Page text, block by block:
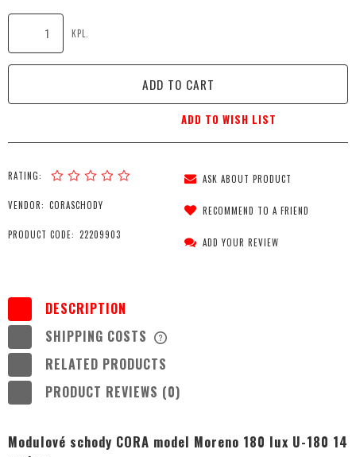
KPL.
ADD TO CART
ADD TO WISH LIST
RATING:
VENDOR: CORASCHODY
PRODUCT CODE: 22209903
ASK ABOUT PRODUCT
RECOMMEND TO A FRIEND
ADD YOUR REVIEW
DESCRIPTION
SHIPPING COSTS
RELATED PRODUCTS
PRODUCT REVIEWS (0)
Modulové schody CORA model Moreno 180 lux U-180 14